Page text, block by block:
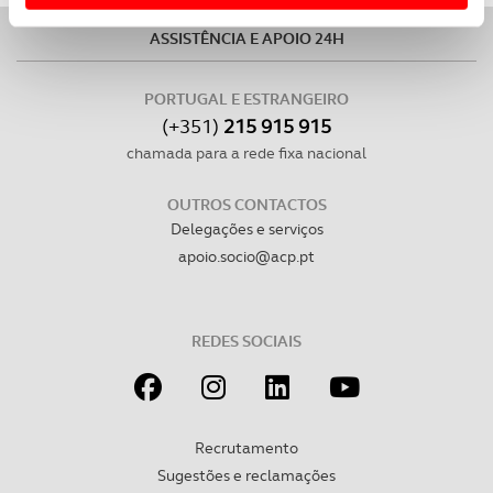
personalizar conteúdos e anúncios, para lhe proporcionar
analisar dados de navegação no nosso website.
Adicionalmente partilhamos informação, relativa à sua
parceiros e organizações na UE e em países terceiros.
O ACP garantirá que as transferências internacionais de
necessário no contexto dos serviços a prestar.
Realçamos que o bloqueio de certo tipo de Cookies e
experiência de navegação no Website e nos serviços
ASSISTÊNCIA E APOIO 24H
PORTUGAL E ESTRANGEIRO
(+351) 215 915 915
chamada para a rede fixa nacional
OUTROS CONTACTOS
Delegações e serviços
apoio.socio@acp.pt
REDES SOCIAIS
Recrutamento
Sugestões e reclamações